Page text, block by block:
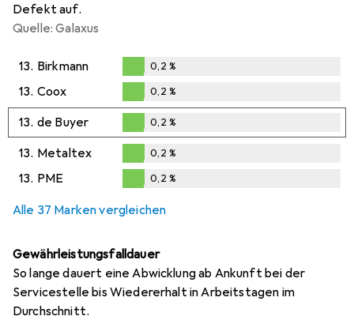
Defekt auf.
Quelle: Galaxus
13. Birkmann
0,2%
0,2 %
13. Coox
0,2%
0,2 %
13. de Buyer
0,2%
0,2 %
13. Metaltex
0,2%
0,2 %
13. PME 0,2 %
Alle 37 Marken vergleichen
Gewährleistungsfalldauer
So lange dauert eine Abwicklung ab Ankunft bei der
Servicestelle bis Wiedererhalt in Arbeitstagen im
Durchschnitt.